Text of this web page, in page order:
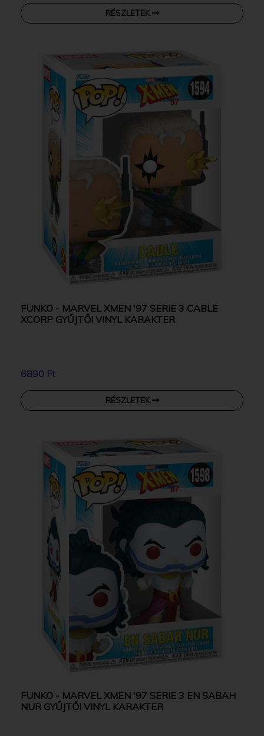
RÉSZLETEK
FUNKO - MARVEL XMEN '97 SERIE 3 CABLE
XCORP GYŰJTŐI VINYL KARAKTER
6890 Ft
RÉSZLETEK
FUNKO - MARVEL XMEN '97 SERIE 3 EN SABAH
NUR GYŰJTŐI VINYL KARAKTER